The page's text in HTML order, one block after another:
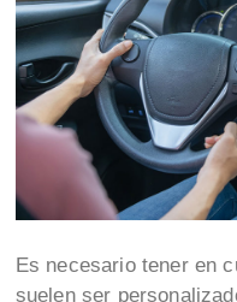
Es necesario tener en
suelen ser